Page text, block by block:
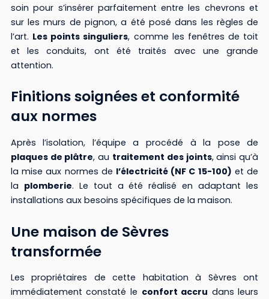
soin pour s’insérer parfaitement entre les chevrons et
sur les murs de pignon, a été posé dans les règles de
l’art. Les points singuliers, comme les fenêtres de toit
et les conduits, ont été traités avec une grande
attention.
Finitions soignées et conformité
aux normes
Après l’isolation, l’équipe a procédé à la pose de
plaques de plâtre, au traitement des joints, ainsi qu’à
la mise aux normes de l’électricité (NF C 15-100) et de
la plomberie. Le tout a été réalisé en adaptant les
installations aux besoins spécifiques de la maison.
Une maison de Sèvres
transformée
Les propriétaires de cette habitation à Sèvres ont
immédiatement constaté le confort accru dans leurs